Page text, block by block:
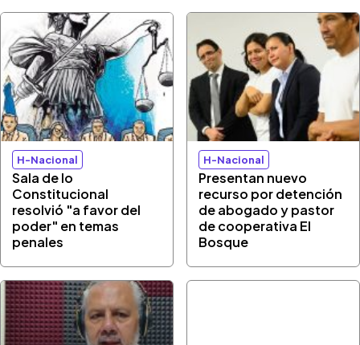
H-Nacional
Sala de lo
Constitucional
resolvió "a favor del
poder" en temas
penales
H-Nacional
Presentan nuevo
recurso por detención
de abogado y pastor
de cooperativa El
Bosque